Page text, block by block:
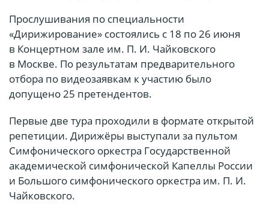
Прослушивания по специальности
«Дирижирование» состоялись с 18 по 26 июня
в Концертном зале им. П. И. Чайковского
в Москве. По результатам предварительного
отбора по видеозаявкам к участию было
допущено 25 претендентов.
Первые две тура проходили в формате открытой
репетиции. Дирижёры выступали за пультом
Симфонического оркестра Государственной
академической симфонической Капеллы России
и Большого симфонического оркестра им. П. И.
Чайковского.